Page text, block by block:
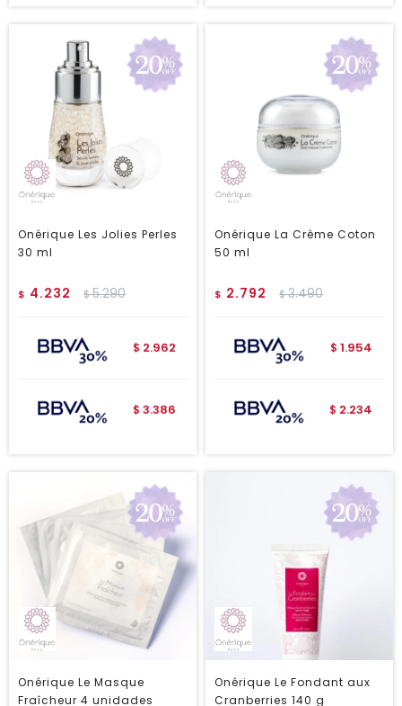
Onérique Les Jolies Perles
30 ml
$ 4.232 $5.290
$ 2.962
$ 3.386
Onérique La Crème Coton
50 ml
$ 2.792 $3.490
$ 1.954
$ 2.234
Onérique Le Masque
Fraîcheur 4 unidades
Onérique Le Fondant aux
Cranberries 140 g